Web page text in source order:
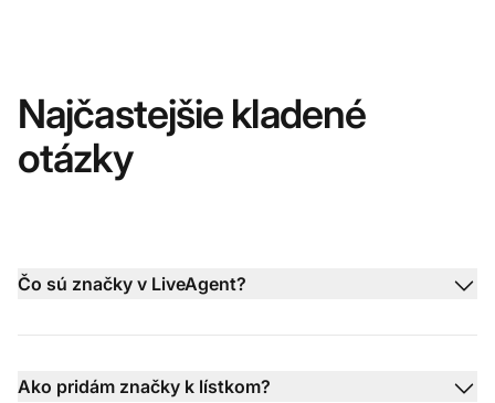
Najčastejšie kladené
otázky
Čo sú značky v LiveAgent?
Ako pridám značky k lístkom?